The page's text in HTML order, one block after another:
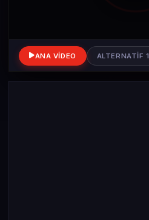
ANA VIDEO ALTERNATIF 1